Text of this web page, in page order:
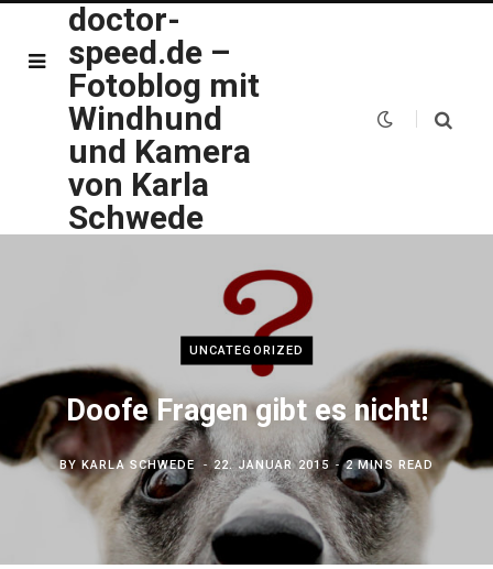
doctor-
speed.de –
Fotoblog mit
Windhund
und Kamera
von Karla
Schwede
UNCATEGORIZED
Doofe Fragen gibt es nicht!
BYKARLA SCHWEDE 22. JANUAR 2015 2 MINS READ